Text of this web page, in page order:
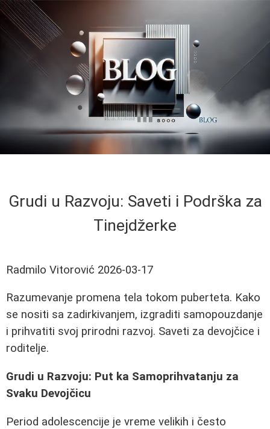
Grudi u Razvoju: Saveti i Podrška za
Tinejdžerke
Radmilo Vitorović 2026-03-17
Razumevanje promena tela tokom puberteta. Kako
se nositi sa zadirkivanjem, izgraditi samopouzdanje
i prihvatiti svoj prirodni razvoj. Saveti za devojčice i
roditelje.
Grudi u Razvoju: Put ka Samoprihvatanju za
Svaku Devojčicu
Period adolescencije je vreme velikih i često